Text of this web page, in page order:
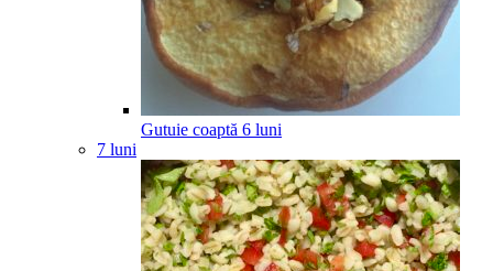
Gutuie coaptă 6 luni
7 luni